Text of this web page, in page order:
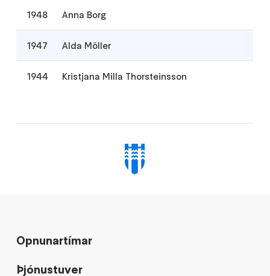
1948 Anna Borg
1947 Alda Möller
1944 Kristjana Milla Thorsteinsson
Opnunartímar
Þjónustuver